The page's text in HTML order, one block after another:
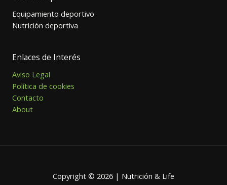
Equipamiento deportivo
Nutrición deportiva
Enlaces de Interés
Aviso Legal
Política de cookies
Contacto
About
Copyright © 2026 | Nutrición & Life